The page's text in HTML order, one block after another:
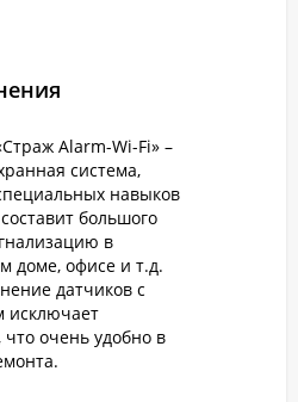
Alarm-Wi-Fi» –
система,
навыков
большого
в
доме, офисе и т.д.
датчиков с
исключает
что очень удобно в